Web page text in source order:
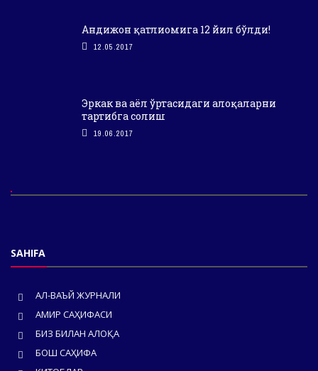
Андижон қатлиомига 12 йил бўлди!
12.05.2017
Эркак ва аёл ўртасидаги алоқаларни
тартибга солиш
19.06.2017
SAHIFA
АЛ-ВАЪЙ ЖУРНАЛИ
АМИР САҲИФАСИ
БИЗ БИЛАН АЛОҚА
БОШ САҲИФА